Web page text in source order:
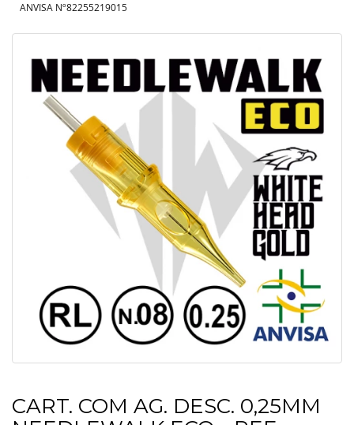
ANVISA Nº82255219015
CART. COM AG. DESC. 0,25MM